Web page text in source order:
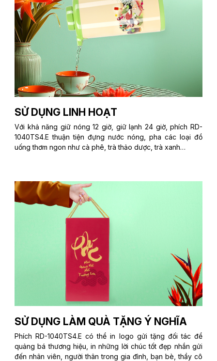
SỬ DỤNG LINH HOẠT
Với khả năng giữ nóng 12 giờ, giữ lạnh 24 giờ, phích RD-
1040TS4.E thuận tiện đựng nước nóng, pha các loại đồ
uống thơm ngon như cà phê, trà thảo dược, trà xanh…
SỬ DỤNG LÀM QUÀ TẶNG Ý NGHĨA
Phích RD-1040TS4.E có thể in logo gửi tặng đối tác để
quảng bá thương hiệu, in những lời chúc tốt đẹp nhắn gửi
đến nhân viên, người thân trong gia đình, bạn bè, thầy cô